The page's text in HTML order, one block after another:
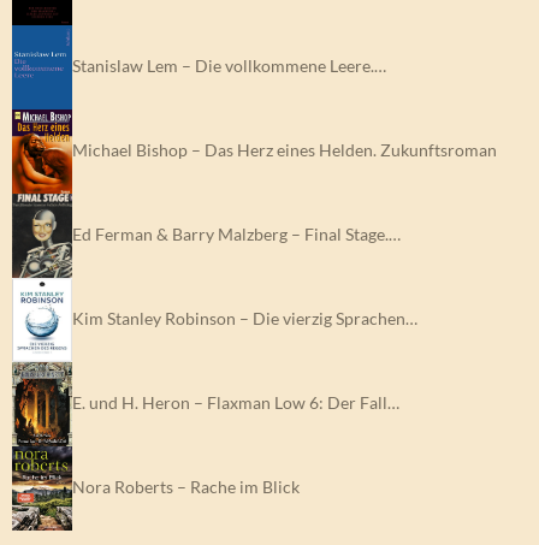
Stanislaw Lem – Die vollkommene Leere.…
Michael Bishop – Das Herz eines Helden. Zukunftsroman
Ed Ferman & Barry Malzberg – Final Stage.…
Kim Stanley Robinson – Die vierzig Sprachen…
E. und H. Heron – Flaxman Low 6: Der Fall…
Nora Roberts – Rache im Blick